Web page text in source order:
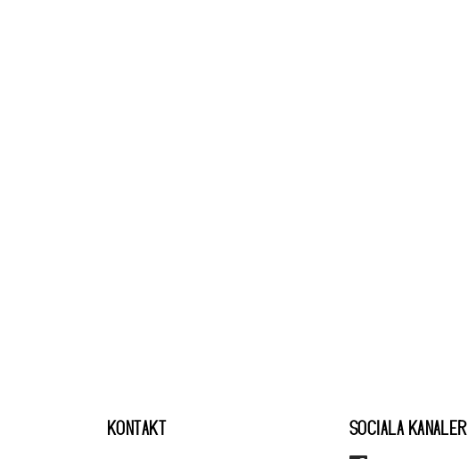
KONTAKT SOCIALA KANALER